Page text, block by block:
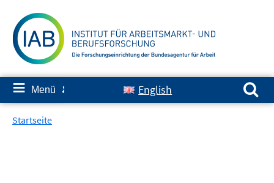
zum
Inhalt
≡ Menü ✘ English
Suchen nach:
Startseite